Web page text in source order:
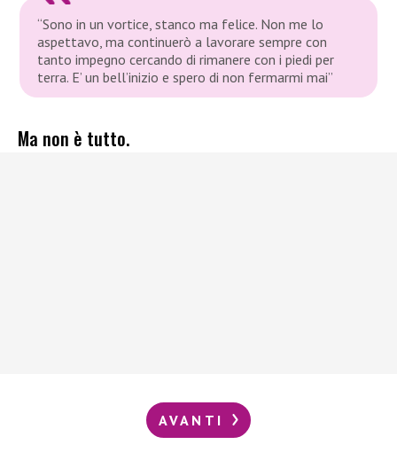
“Sono in un vortice, stanco ma felice. Non me lo
aspettavo, ma continuerò a lavorare sempre con
tanto impegno cercando di rimanere con i piedi per
terra. E’ un bell’inizio e spero di non fermarmi mai”
Ma non è tutto.
AVANTI